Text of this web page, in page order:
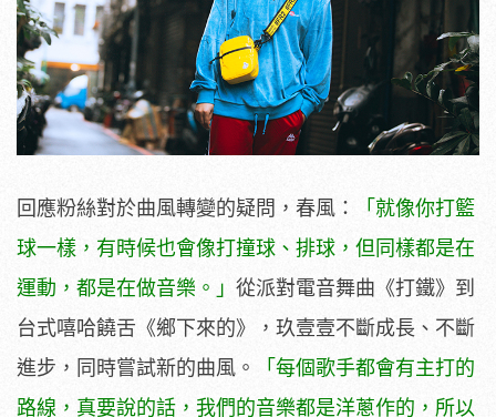
回應粉絲對於曲風轉變的疑問，春風：
「就像你打籃
球一樣，有時候也會像打撞球、排球，但同樣都是在
運動，都是在做音樂。」 從派對電音舞曲《打鐵》到
台式嘻哈饒舌《鄉下來的》，玖壹壹不斷成長、不斷
進步，同時嘗試新的曲風。
「每個歌手都會有主打的
路線，真要說的話，我們的音樂都是洋蔥作的，所以